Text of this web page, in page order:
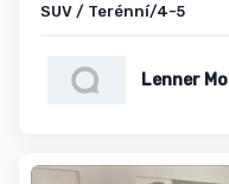
SUV / Terénní/4-5
Lenner